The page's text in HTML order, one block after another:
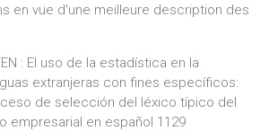
en vue d'une meilleure description des
: El uso de la estadística en la
extranjeras con fines específicos:
de selección del léxico típico del
empresarial en español 1129